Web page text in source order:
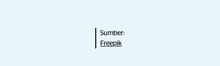
Sumber:
Freepik